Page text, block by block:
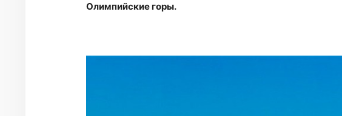
Олимпийские горы.